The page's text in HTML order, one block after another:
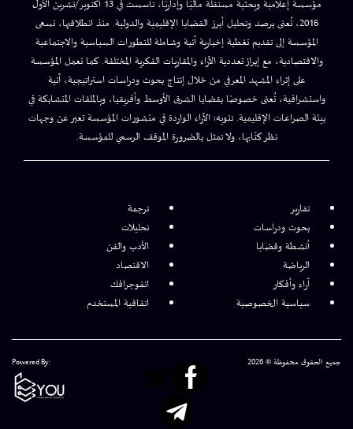
مؤسسة إعلامية وبحثية مستقلة ماليًا وإداريًا، تأسست في 13 أكتوبر/تشرين الأول
2016، تُعنى برصد وتحليل أبرز القضايا الإقليمية والدولية. منذ انطلاقتها، تسعى
المؤسسة إلى تقديم تغطية إخبارية آنية وشاملة للتطورات السياسية والاجتماعية
والاقتصادية، مع إبراز تعددية الآراء والمقاربات الفكرية المختلفة. كما تعمل المؤسسة
على إثراء المشهد المعرفي من خلال إنتاج بحوث ودراسات استراتيجية، آنية
واستشرافية، تُعنى خصوصًا بقضايا الشرق الأوسط وأفريقيا، وبالملفات المتشابكة في
بيئة الصراعات الإقليمية. تنويه: الآراء الواردة في منشورات المؤسسة تعبر عن وجهات
نظر كتّابها، ولا تمثل بالضرورة الموقف الرسمي للمؤسسة.
تقارير
ترجمة
بحوث ودراسات
تحليلات
أنشطة وقضايا
الأدب والفن
الرياضة
الاقتصاد
آراء وأفكار
انفوجرافك
سياسية الخصوصية
اتفاقية المستخدم
جميع الحقوق محفوظة © 2026 Powered By: